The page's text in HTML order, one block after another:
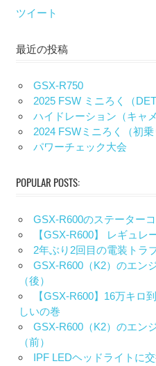
ツイート
最近の投稿
GSX-R750
2025 FSW ミニろく（
ハイドレーション（キャ
2024 FSWミニろく（初乗
パワーチェック大会
POPULAR POSTS:
GSX-R600のステーター
【GSX-R600】 レギュレ
2年ぶり2回目の電装トラ
GSX-R600（K2）のエン
（後）
【GSX-R600】16万キ
しいの巻
GSX-R600（K2）のエン
（前）
IPF LEDヘッドライトに